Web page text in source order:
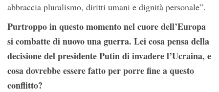
abbraccia pluralismo, diritti umani e dignità personale”.
Purtroppo in questo momento nel cuore dell’Europa
si combatte di nuovo una guerra. Lei cosa pensa della
decisione del presidente Putin di invadere l’Ucraina, e
cosa dovrebbe essere fatto per porre fine a questo
conflitto?